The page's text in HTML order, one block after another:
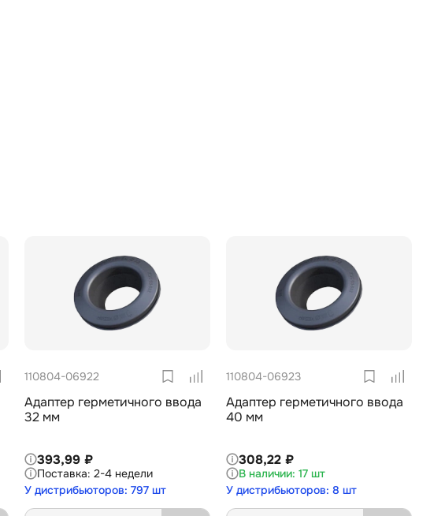
110804-06922
Адаптер герметичного ввода
32 мм
393,99 ₽
2-4 недели
У дистрибьюторов: 797 шт
110804-06923
Адаптер герметичного ввода
40 мм
308,22 ₽
17 шт
У дистрибьюторов: 8 шт